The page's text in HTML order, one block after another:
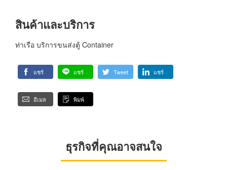
สินค้าและบริการ
ท่าเรือ บริการขนส่งตู้ Container
แชร์ แชร์ Tweet แชร์
อีเมล พิมพ์
ธุรกิจที่คุณอาจสนใจ